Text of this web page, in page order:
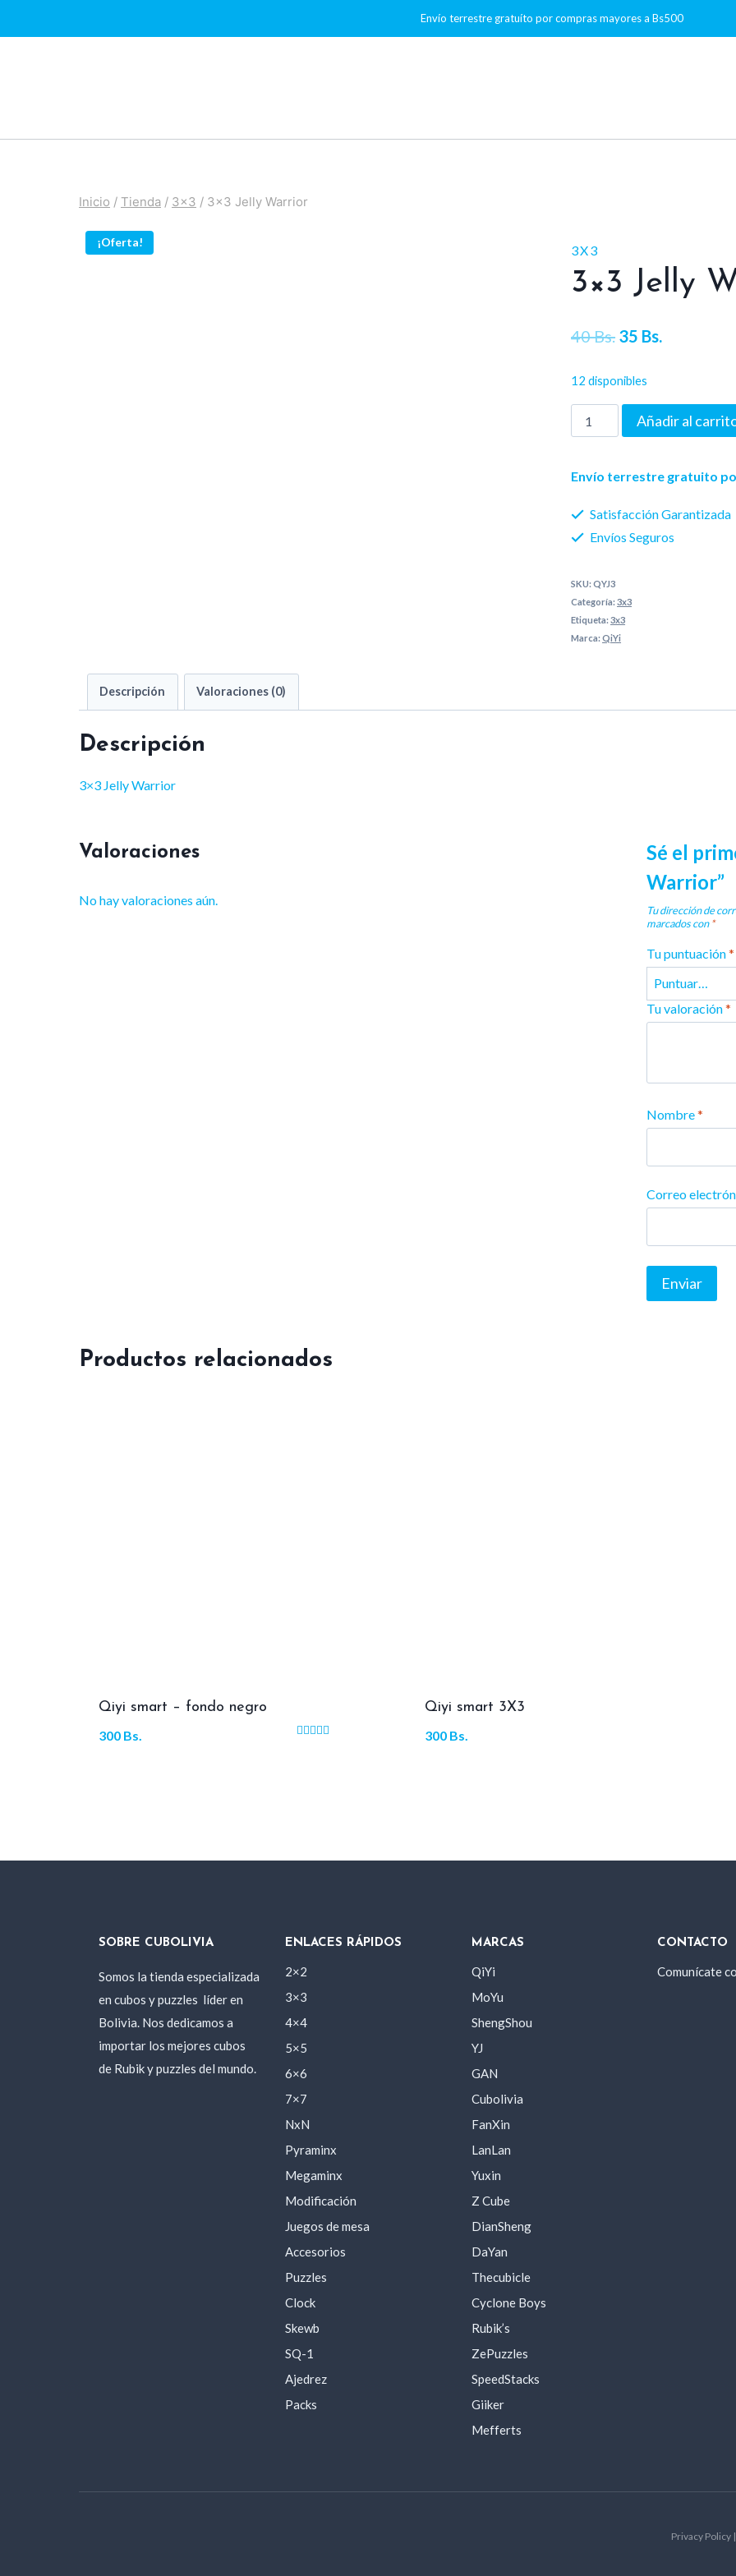
al
Envío terrestre gratuíto por compras mayores a Bs500
Inicio / Tienda / 3x3 / 3×3 Jelly Warrior
¡Oferta! 3X3
3×3 Jelly
40Bs. El
original
era:
35 Bs.
actual
es:
12 disponibles
3x3
Warrior
Añadir al
Envío terrestre gratuito
Satisfacción Garantizada
Envíos Seguros
SKU:QYJ3
Categoría:3x3
Etiqueta:3x3
Marca:QiYi
Descripción Valoraciones (0)
Descripción
3×3 Jelly Warrior
Valoraciones
No hay valoraciones aún.
Sé el
Warrior”
Tu dirección de
marcados con*
Tu puntuación*
Tu valoración*
Nombre*
Correo
Productos relacionados
Qiyi smart – fondo negro
300 Bs.
Qiyi smart 3X3
300 Bs.
SOBRE CUBOLIVIA
Somos la tienda especializada
en cubos y puzzles líder en
Bolivia. Nos dedicamos a
importar los mejores cubos
de Rubik y puzzles del mundo.
ENLACES RÁPIDOS
2×2
3×3
4×4
5×5
6×6
7×7
NxN
Pyraminx
Megaminx
Modificación
Juegos de mesa
Accesorios
Puzzles
Clock
Skewb
SQ-1
Ajedrez
Packs
MARCAS
QiYi
MoYu
ShengShou
YJ
GAN
Cubolivia
FanXin
LanLan
Yuxin
Z Cube
DianSheng
DaYan
Thecubicle
Cyclone Boys
Rubik’s
ZePuzzles
SpeedStacks
Giiker
Mefferts
CONTACTO
Comunícate
Privacy Policy